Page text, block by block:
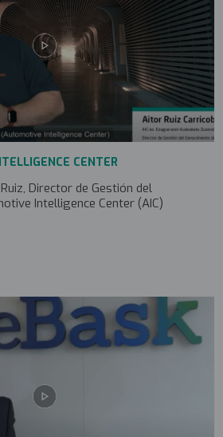
CENTER
Director de Gestión del
Intelligence Center (AIC)